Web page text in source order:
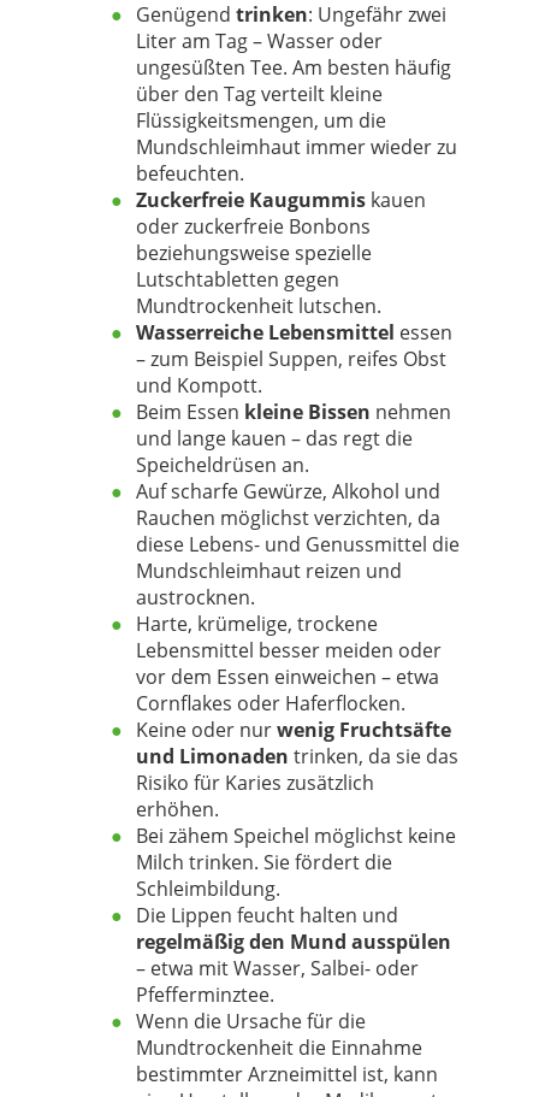
Genügend trinken: Ungefähr zwei
Liter am Tag – Wasser oder
ungesüßten Tee. Am besten häufig
über den Tag verteilt kleine
Flüssigkeitsmengen, um die
Mundschleimhaut immer wieder zu
befeuchten.
Zuckerfreie Kaugummis kauen
oder zuckerfreie Bonbons
beziehungsweise spezielle
Lutschtabletten gegen
Mundtrockenheit lutschen.
Wasserreiche Lebensmittel essen
– zum Beispiel Suppen, reifes Obst
und Kompott.
Beim Essen kleine Bissen nehmen
und lange kauen – das regt die
Speicheldrüsen an.
Auf scharfe Gewürze, Alkohol und
Rauchen möglichst verzichten, da
diese Lebens- und Genussmittel die
Mundschleimhaut reizen und
austrocknen.
Harte, krümelige, trockene
Lebensmittel besser meiden oder
vor dem Essen einweichen – etwa
Cornflakes oder Haferflocken.
Keine oder nurwenig Fruchtsäfte
und Limonaden trinken, da sie das
Risiko für Karies zusätzlich
erhöhen.
Bei zähem Speichel möglichst keine
Milch trinken. Sie fördert die
Schleimbildung.
Die Lippen feucht halten und
regelmäßig den Mund ausspülen
– etwa mit Wasser, Salbei- oder
Pfefferminztee.
Wenn die Ursache für die
Mundtrockenheit die Einnahme
bestimmter Arzneimittel ist, kann